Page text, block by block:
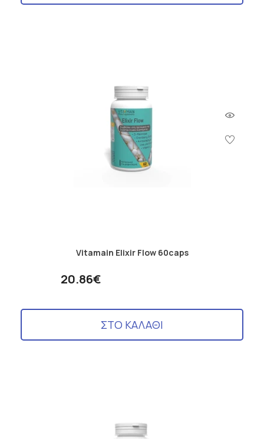
Vitamain Elixir Flow 60caps
20.86€
ΣΤΟ ΚΑΛΑΘΙ